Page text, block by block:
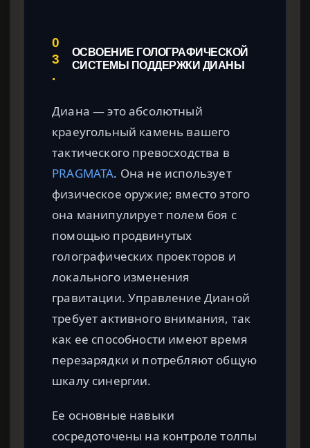
0
3
.
ОСВОЕНИЕ ГОЛОГРАФИЧЕСКОЙ
СИСТЕМЫ ПОДДЕРЖКИ ДИАНЫ
Диана — это абсолютный
краеугольный камень вашего
тактического превосходства в
PRAGMATA. Она не использует
физическое оружие; вместо этого
она манипулирует полем боя с
помощью продвинутых
голографических проекторов и
локального изменения
гравитации. Управление Дианой
требует активного внимания, так
как ее способности имеют время
перезарядки и потребляют общую
шкалу синергии.
Ее основные навыки
сосредоточены на контроле толпы